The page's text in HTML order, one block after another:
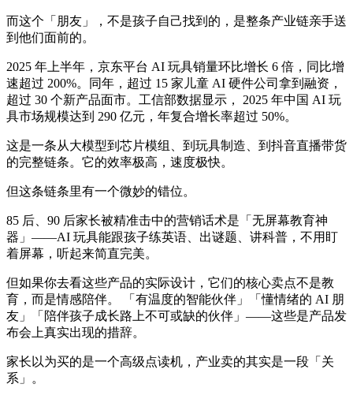
而这个「朋友」，不是孩子自己找到的，是整条产业链亲手送
到他们面前的。
2025 年上半年，京东平台 AI 玩具销量环比增长 6 倍，同比增
速超过 200%。同年，超过 15 家儿童 AI 硬件公司拿到融资，
超过 30 个新产品面市。工信部数据显示， 2025 年中国 AI 玩
具市场规模达到 290 亿元，年复合增长率超过 50%。
这是一条从大模型到芯片模组、到玩具制造、到抖音直播带货
的完整链条。它的效率极高，速度极快。
但这条链条里有一个微妙的错位。
85 后、90 后家长被精准击中的营销话术是「无屏幕教育神
器」——AI 玩具能跟孩子练英语、出谜题、讲科普，不用盯
着屏幕，听起来简直完美。
但如果你去看这些产品的实际设计，它们的核心卖点不是教
育，而是情感陪伴。 「有温度的智能伙伴」「懂情绪的 AI 朋
友」「陪伴孩子成长路上不可或缺的伙伴」——这些是产品发
布会上真实出现的措辞。
家长以为买的是一个高级点读机，产业卖的其实是一段「关
系」。